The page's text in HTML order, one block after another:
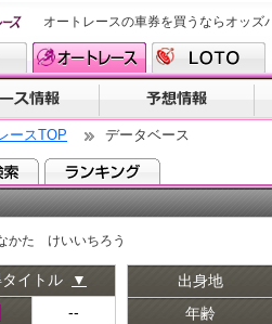
オートレースの車券を買うならオッズ
ースTOP データベース
かた けいいちろう
イトル
▼
--
出身地
年齢